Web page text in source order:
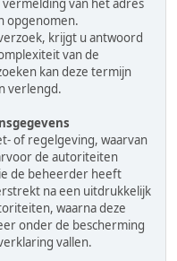
van het adres
opgenomen.
krijgt u antwoord
van de
kan deze termijn
verlengd.
of regelgeving, waarvan
de autoriteiten
de beheerder heeft
na een uitdrukkelijk
waarna deze
onder de bescherming
vallen.